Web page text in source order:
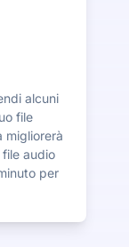
alcuni
file
migliorerà
audio
per